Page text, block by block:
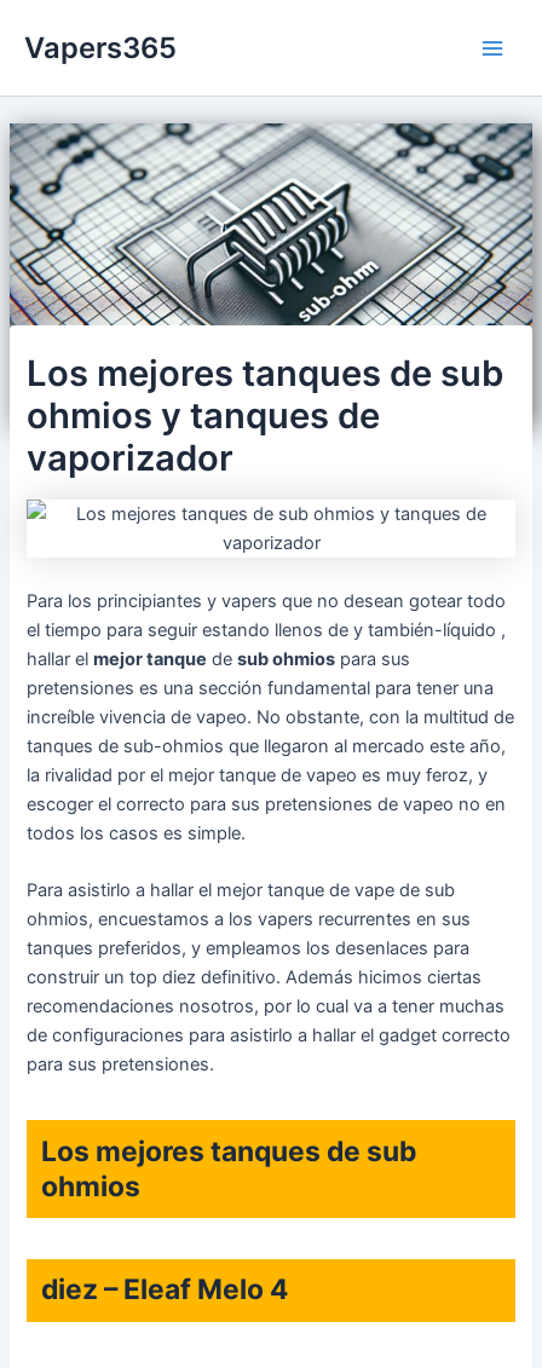
contenido
Vapers365
Los mejores tanques de sub
ohmios y tanques de
vaporizador
Para los principiantes y vapers que no desean gotear todo
el tiempo para seguir estando llenos de y también-líquido ,
hallar elmejor tanque desub ohmios para sus
pretensiones es una sección fundamental para tener una
increíble vivencia de vapeo. No obstante, con la multitud de
tanques de sub-ohmios que llegaron al mercado este año,
la rivalidad por el mejor tanque de vapeo es muy feroz, y
escoger el correcto para sus pretensiones de vapeo no en
todos los casos es simple.
Para asistirlo a hallar el mejor tanque de vape de sub
ohmios, encuestamos a los vapers recurrentes en sus
tanques preferidos, y empleamos los desenlaces para
construir un top diez definitivo. Además hicimos ciertas
recomendaciones nosotros, por lo cual va a tener muchas
de configuraciones para asistirlo a hallar el gadget correcto
para sus pretensiones.
Los mejores tanques de sub
ohmios
diez – Eleaf Melo 4